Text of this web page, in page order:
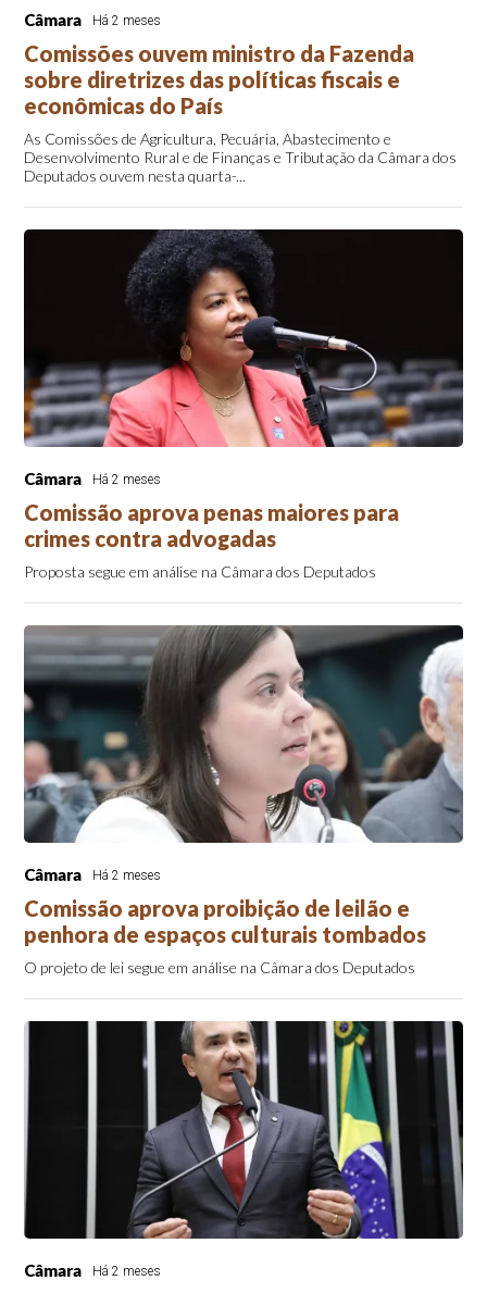
Câmara Há 2 meses
Comissões ouvem ministro da Fazenda
sobre diretrizes das políticas fiscais e
econômicas do País
As Comissões de Agricultura, Pecuária, Abastecimento e
Desenvolvimento Rural e de Finanças e Tributação da Câmara dos
Deputados ouvem nesta quarta-...
Câmara Há 2 meses
Comissão aprova penas maiores para
crimes contra advogadas
Proposta segue em análise na Câmara dos Deputados
Câmara Há 2 meses
Comissão aprova proibição de leilão e
penhora de espaços culturais tombados
O projeto de lei segue em análise na Câmara dos Deputados
Câmara Há 2 meses